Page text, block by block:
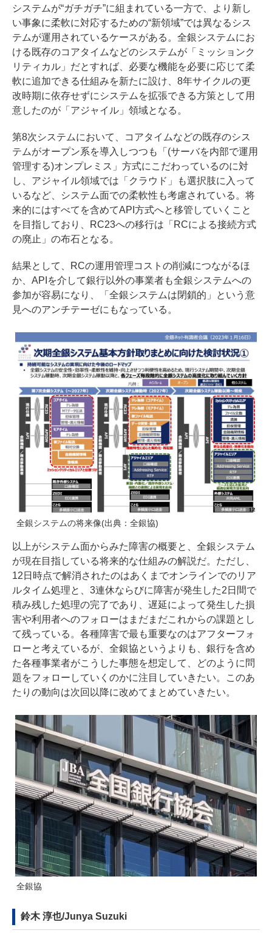
システムが“ガチガチ”に組まれている一方で、より新し
い事象に柔軟に対応するための“新領域”では異なるシス
テムが運用されているケースがある。全銀システムにお
ける既存のコアタイムなどのシステムが「ミッションク
リティカル」だとすれば、必要な機能を必要に応じて柔
軟に追加できる仕組みを新たに設け、8年サイクルの更
改時期に依存せずにシステムを拡張できる方策として用
意したのが「アジャイル」領域となる。
第8次システムにおいて、コアタイムなどの既存のシス
テムがオープン系を導入しつつも「(サーバを内部で運用
管理する)オンプレミス」方式にこだわっているのに対
し、アジャイル領域では「クラウド」も選択肢に入って
いるなど、システム面での柔軟性も考慮されている。将
来的にはすべてを含めてAPI方式へと移管していくこと
を目指しており、RC23への移行は「RCによる接続方式
の廃止」の布石となる。
結果として、RCの運用管理コストの削減につながるほ
か、APIを介して銀行以外の事業者も全銀システムへの
参加が容易になり、「全銀システムは閉鎖的」という意
見へのアンチテーゼにもなっている。
全銀システムの将来像(出典：全銀協)
以上がシステム面からみた障害の概要と、全銀システム
が現在目指している将来的な仕組みの解説だ。ただし、
12日時点で解消されたのはあくまでオンラインでのリア
ルタイム処理と、3連休ならびに障害が発生した2日間で
積み残した処理の完了であり、遅延によって発生した損
害や利用者へのフォローはまだまだこれからの課題とし
て残っている。各種障害で最も重要なのはアフターフォ
ローと考えているが、全銀協というよりも、銀行を含め
た各種事業者がこうした事態を想定して、どのように問
題をフォローしていくのかに注目していきたい。このあ
たりの動向は次回以降に改めてまとめていきたい。
全銀協
鈴木 淳也/Junya Suzuki